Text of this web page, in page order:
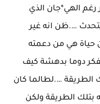
الهي*جان الذي
….ظن انه غير
حياة هي من دعمته
دوما بدهشة كيف
الطريقة ….لطالما كان
الطريقة ولكن